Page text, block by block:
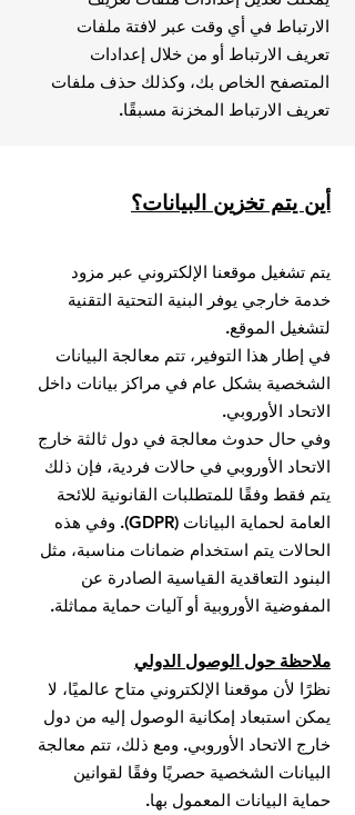
الارتباط في أي وقت عبر لافتة ملفات
تعريف الارتباط أو من خلال إعدادات
المتصفح الخاص بك، وكذلك حذف ملفات
تعريف الارتباط المخزنة مسبقًا.
أين يتم تخزين البيانات؟
يتم تشغيل موقعنا الإلكتروني عبر مزود
خدمة خارجي يوفر البنية التحتية التقنية
لتشغيل الموقع.
في إطار هذا التوفير، تتم معالجة البيانات
الشخصية بشكل عام في مراكز بيانات داخل
الاتحاد الأوروبي.
وفي حال حدوث معالجة في دول ثالثة خارج
الاتحاد الأوروبي في حالات فردية، فإن ذلك
يتم فقط وفقًا للمتطلبات القانونية للائحة
العامة لحماية البيانات (GDPR). وفي هذه
الحالات يتم استخدام ضمانات مناسبة، مثل
البنود التعاقدية القياسية الصادرة عن
المفوضية الأوروبية أو آليات حماية مماثلة.
ملاحظة حول الوصول الدولي
نظرًا لأن موقعنا الإلكتروني متاح عالميًا، لا
يمكن استبعاد إمكانية الوصول إليه من دول
خارج الاتحاد الأوروبي. ومع ذلك، تتم معالجة
البيانات الشخصية حصريًا وفقًا لقوانين
حماية البيانات المعمول بها.